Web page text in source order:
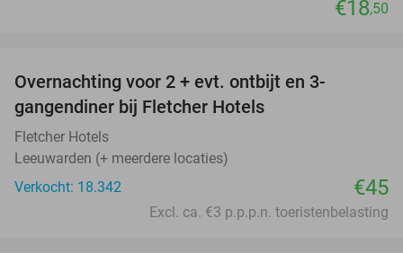
€18,50
Overnachting voor 2 + evt. ontbijt en 3-
gangendiner bij Fletcher Hotels
Fletcher Hotels
Leeuwarden (+ meerdere locaties)
Verkocht: 18.342
€45
Excl. ca. €3 p.p.p.n. toeristenbelasting